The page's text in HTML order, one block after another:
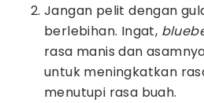
Jangan pelit dengan
berlebihan. Ingat,
rasa manis dan
untuk meningkatkan
menutupi rasa buah.